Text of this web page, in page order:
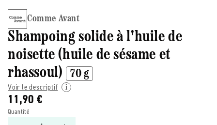
Comme Avant
Shampoing solide à l'huile de
noisette (huile de sésame et
rhassoul)
70 g
Voir le descriptif
11,90 €
Quantité